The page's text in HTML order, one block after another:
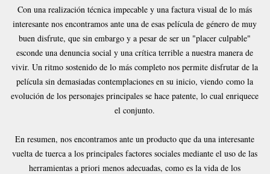
Con una realización técnica impecable y una factura visual de lo más
interesante nos encontramos ante una de esas película de género de muy
buen disfrute, que sin embargo y a pesar de ser un "placer culpable"
esconde una denuncia social y una crítica terrible a nuestra manera de
vivir. Un ritmo sostenido de lo más completo nos permite disfrutar de la
película sin demasiadas contemplaciones en su inicio, viendo como la
evolución de los personajes principales se hace patente, lo cual enriquece
el conjunto.
En resumen, nos encontramos ante un producto que da una interesante
vuelta de tuerca a los principales factores sociales mediante el uso de las
herramientas a priori menos adecuadas, como es la vida de los